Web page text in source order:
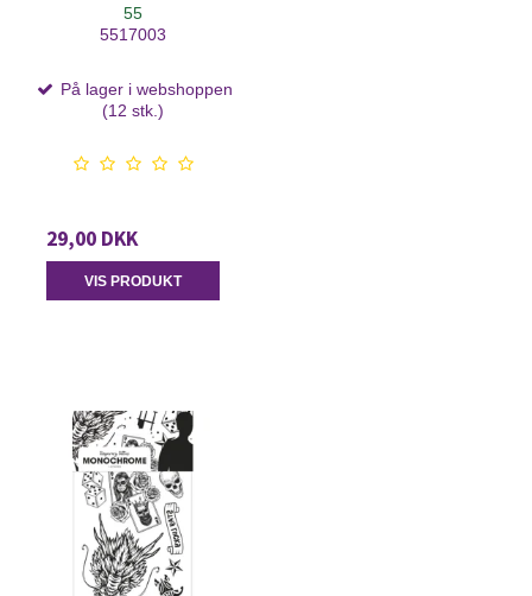
55
5517003
På lager i webshoppen
(12 stk.)
29,00 DKK
VIS PRODUKT